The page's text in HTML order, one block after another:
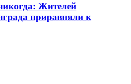
Жителей
приравняли к